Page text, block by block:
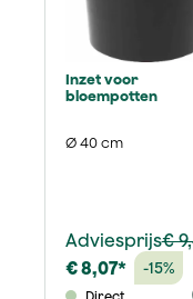
Inzet voor
bloempotten
Ø 40 cm
Adviesprijs€
€ 8,07*
-15%